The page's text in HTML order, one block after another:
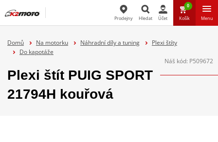
Prodejny Hledat Účet
0
Košík Menu
Domů Na motorku Náhradní díly a tuning
Plexi štíty
Do kapotáže
Náš kód: P509672
Plexi štít PUIG SPORT
21794H kouřová